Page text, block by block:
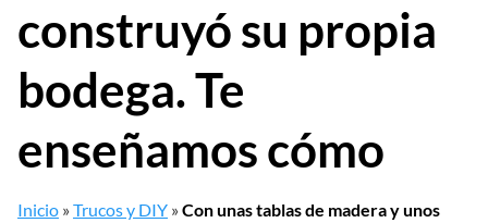
construyó su propia
bodega. Te
enseñamos cómo
Inicio »Trucos y DIY »Con unas tablas de madera y unos